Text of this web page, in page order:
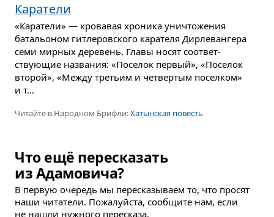
Каратели
«Каратели» — кровавая хроника уничтожения
батальоном гитлеровского карателя Дирлевангера
семи мирных деревень. Главы носят соответ­
ствующие названия: «Поселок первый», «Поселок
второй», «Между третьим и четвертым поселком»
и т...
Читайте в Народном Брифли:Хатынская повесть
Что ещё пересказать
из Адамовича?
В первую очередь мы пересказываем то, что просят
наши читатели. Пожалуйста, сообщите нам, если
не нашли нужного пересказа.